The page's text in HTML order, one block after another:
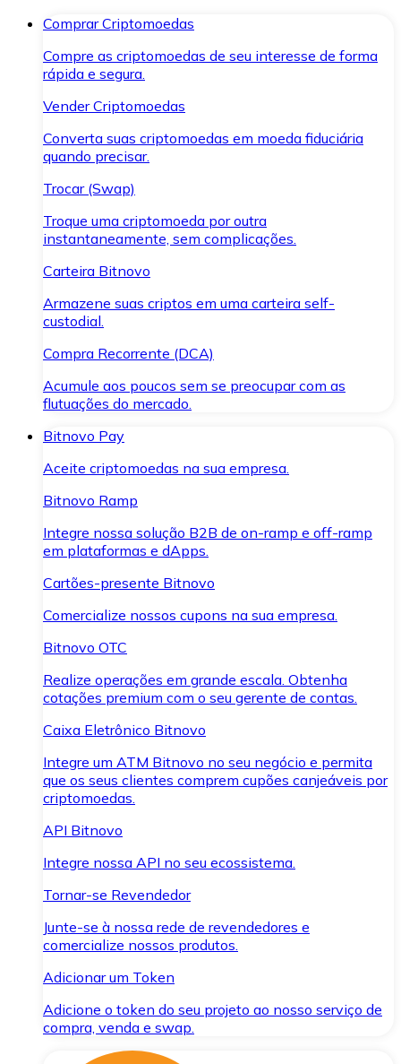
Comprar Criptomoedas
Compre as criptomoedas de seu interesse de forma
rápida e segura.
Vender Criptomoedas
Converta suas criptomoedas em moeda fiduciária
quando precisar.
Trocar (Swap)
Troque uma criptomoeda por outra
instantaneamente, sem complicações.
Carteira Bitnovo
Armazene suas criptos em uma carteira self-
custodial.
Compra Recorrente (DCA)
Acumule aos poucos sem se preocupar com as
flutuações do mercado.
Bitnovo Pay
Aceite criptomoedas na sua empresa.
Bitnovo Ramp
Integre nossa solução B2B de on-ramp e off-ramp
em plataformas e dApps.
Cartões-presente Bitnovo
Comercialize nossos cupons na sua empresa.
Bitnovo OTC
Realize operações em grande escala. Obtenha
cotações premium com o seu gerente de contas.
Caixa Eletrônico Bitnovo
Integre um ATM Bitnovo no seu negócio e permita
que os seus clientes comprem cupões canjeáveis por
criptomoedas.
API Bitnovo
Integre nossa API no seu ecossistema.
Tornar-se Revendedor
Junte-se à nossa rede de revendedores e
comercialize nossos produtos.
Adicionar um Token
Adicione o token do seu projeto ao nosso serviço de
compra, venda e swap.